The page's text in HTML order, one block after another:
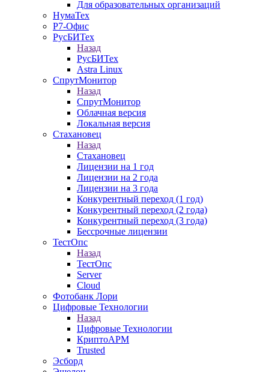
Для образовательных организаций
НумаТех
Р7-Офис
РусБИТех
Назад
РусБИТех
Astra Linux
СпрутМонитор
Назад
СпрутМонитор
Облачная версия
Локальная версия
Стахановец
Назад
Стахановец
Лицензии на 1 год
Лицензии на 2 года
Лицензии на 3 года
Конкурентный переход (1 год)
Конкурентный переход (2 года)
Конкурентный переход (3 года)
Бессрочные лицензии
ТестОпс
Назад
ТестОпс
Server
Cloud
Фотобанк Лори
Цифровые Технологии
Назад
Цифровые Технологии
КриптоАРМ
Trusted
Эсборд